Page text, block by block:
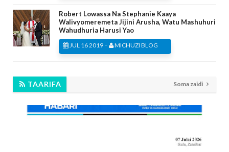
Robert Lowassa Na Stephanie Kaaya
Walivyomeremeta Jijini Arusha, Watu Mashuhuri
Wahudhuria Harusi Yao
JUL 16 2019 - MICHUZI BLOG
TAARIFA Soma zaidi